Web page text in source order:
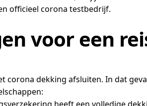
officieel corona testbedrijf.
voor een
dekking afsluiten. In dat